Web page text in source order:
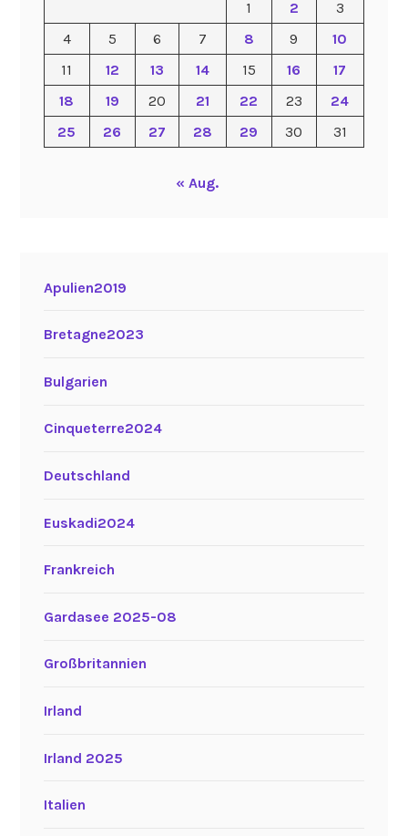
1
2
3
4
5 6 7 8 9
10
11
12 13 14 15 16
17
18
19 20 21 22 23
24
25
26 27 28 29 30 31
« Aug.
Apulien2019
Bretagne2023
Bulgarien
Cinqueterre2024
Deutschland
Euskadi2024
Frankreich
Gardasee 2025-08
Großbritannien
Irland
Irland 2025
Italien